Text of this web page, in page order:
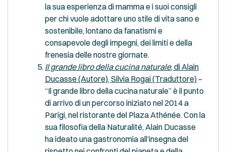
la sua esperienza di mamma e i suoi consigli
per chi vuole adottare uno stile di vita sano e
sostenibile, lontano da fanatismi e
consapevole degli impegni, dei limiti e della
frenesia delle nostre giornate.
Il grande libro della cucina naturale, di Alain
Ducasse (Autore), Silvia Rogai (Traduttore) –
“Il grande libro della cucina naturale” è il punto
di arrivo di un percorso iniziato nel 2014 a
Parigi, nel ristorante del Plaza Athénée. Con la
sua filosofia della Naturalité, Alain Ducasse
ha ideato una gastronomia all’insegna del